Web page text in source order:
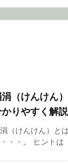
（けんけん
りやすく解
（けんけん）と
・・。 ヒントは